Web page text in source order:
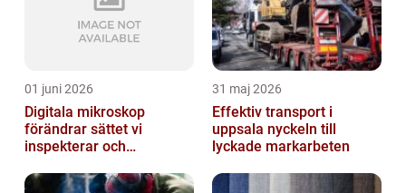
01 juni 2026
Digitala mikroskop
förändrar sättet vi
inspekterar och
31 maj 2026
Effektiv transport i
uppsala nyckeln till
lyckade markarbeten